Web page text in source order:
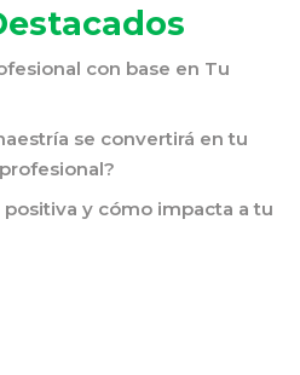
con base en Tu
se convertirá en tu
y cómo impacta a tu